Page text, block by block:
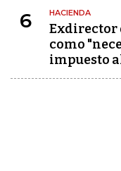
6 HACIENDA
Exdirector
como
impuesto